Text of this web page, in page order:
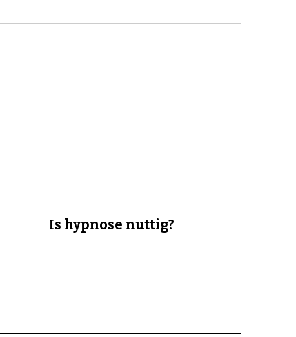
Is hypnose nuttig?